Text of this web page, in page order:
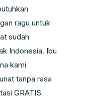
ragu untuk
sudah
Indonesia. Ibu
kami
tanpa rasa
GRATIS